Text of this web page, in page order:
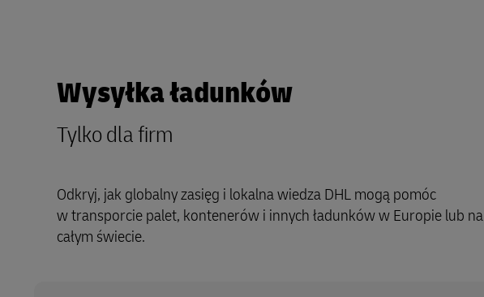
Wysyłka ładunków
Tylko dla firm
Odkryj, jak globalny zasięg i lokalna wiedza DHL mogą pomóc
w transporcie palet, kontenerów i innych ładunków w Europie lub na
całym świecie.